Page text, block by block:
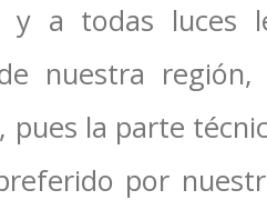
y a todas luces
nuestra
pues la parte
por